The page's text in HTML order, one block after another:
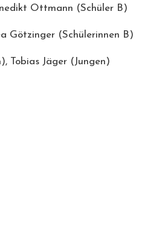
Ottmann (Schüler B)
Götzinger (Schülerinnen B)
Tobias Jäger (Jungen)